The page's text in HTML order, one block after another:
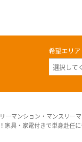
希望エリア
ーマンション・マンスリー
家具・家電付きで単身赴任